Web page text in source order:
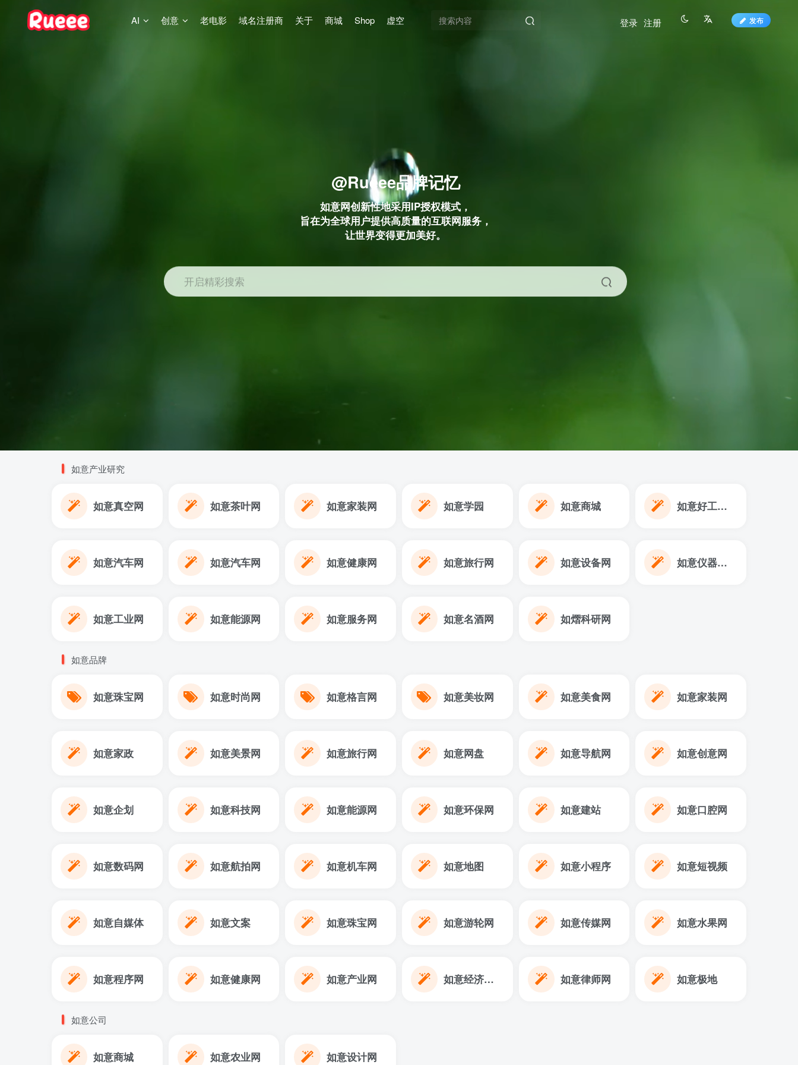
AI 创意 老电影 域名注册商 关于 商城 Shop 虚空 发布
登录 注册
@Rueee品牌记忆
如意网创新性地采用IP授权模式，
旨在为全球用户提供高质量的互联网服务，
让世界变得更加美好。
开启精彩搜索
如意产业研究
如意真空网 如意茶叶网 如意家装网 如意学园 如意商城 如意好工作网
如意汽车网 如意汽车网 如意健康网 如意旅行网 如意设备网 如意仪器设备网
如意工业网 如意能源网 如意服务网 如意名酒网 如熠科研网
如意品牌
如意珠宝网 如意时尚网 如意格言网 如意美妆网 如意美食网 如意家装网
如意家政 如意美景网 如意旅行网 如意网盘 如意导航网 如意创意网
如意企划 如意科技网 如意能源网 如意环保网 如意建站 如意口腔网
如意数码网 如意航拍网 如意机车网 如意地图 如意小程序 如意短视频
如意自媒体 如意文案 如意珠宝网 如意游轮网 如意传媒网 如意水果网
如意程序网 如意健康网 如意产业网 如意经济周期 如意律师网 如意极地
如意公司
如意商城 如意农业网 如意设计网